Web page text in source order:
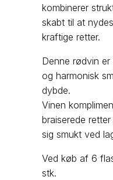
kombinerer
skabt til at
kraftige retter.
Denne rødvin
og harmonisk
dybde.
Vinen
braiserede
sig smukt ved
Ved køb af 6
stk.